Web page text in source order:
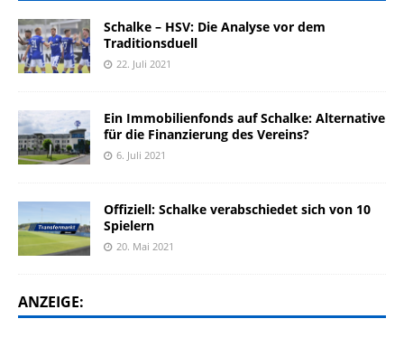
Schalke – HSV: Die Analyse vor dem
Traditionsduell
22. Juli 2021
Ein Immobilienfonds auf Schalke: Alternative
für die Finanzierung des Vereins?
6. Juli 2021
Offiziell: Schalke verabschiedet sich von 10
Spielern
20. Mai 2021
ANZEIGE: